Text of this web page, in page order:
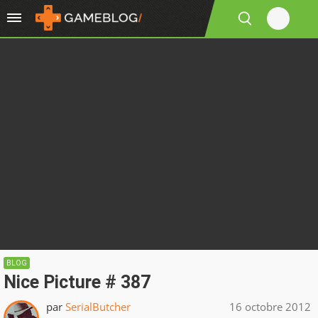
BLOG
Nice Picture # 387
par SerialButcher 16 octobre 2012